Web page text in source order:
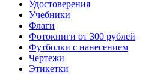
Удостоверения
Учебники
Флаги
Фотокниги от 300 рублей
Футболки с нанесением
Чертежи
Этикетки